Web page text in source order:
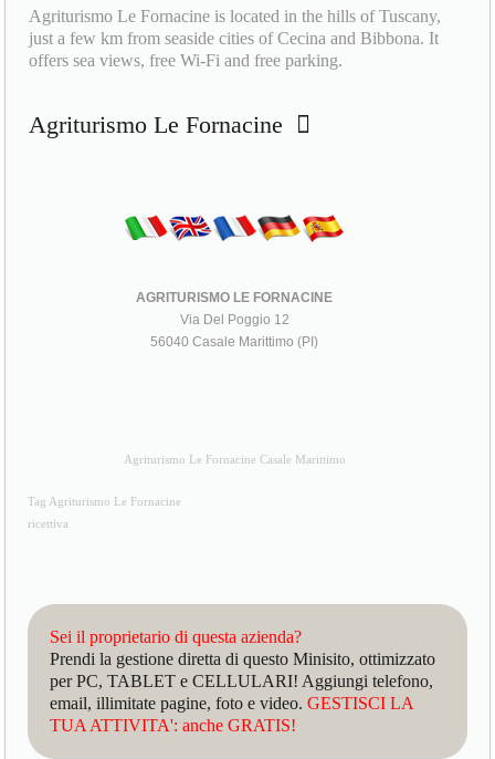
Agriturismo Le Fornacine is located in the hills of Tuscany,
just a few km from seaside cities of Cecina and Bibbona. It
offers sea views, free Wi-Fi and free parking.
Agriturismo Le Fornacine
AGRITURISMO LE FORNACINE
Via Del Poggio 12
56040 Casale Marittimo (PI)
Agriturismo Le Fornacine Casale Marittimo
Tag Agriturismo Le Fornacine
ricettiva
Sei il proprietario di questa azienda?
Prendi la gestione diretta di questo Minisito, ottimizzato
per PC, TABLET e CELLULARI! Aggiungi telefono,
email, illimitate pagine, foto e video.GESTISCI LA
TUA ATTIVITA': anche GRATIS!